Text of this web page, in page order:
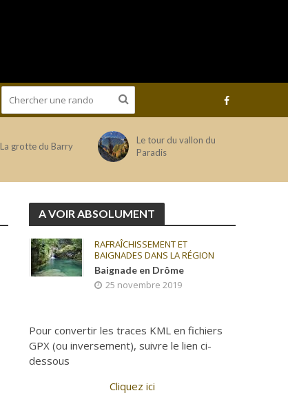
La grotte du Barry
Le tour du vallon du
Paradis
A VOIR ABSOLUMENT
RAFRAÎCHISSEMENT ET
BAIGNADES DANS LA RÉGION
Baignade en Drôme
25 novembre 2019
Pour convertir les traces KML en fichiers
GPX (ou inversement), suivre le lien ci-
dessous
Cliquez ici